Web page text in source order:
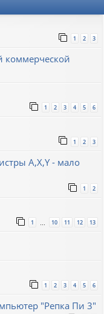
1 2 3
коммерческой
1 2 3 4 5 6
1 2 3
A,X,Y - мало
1 2
1 10 11 12 13
1 2 3 4 5 6
"Репка Пи 3"